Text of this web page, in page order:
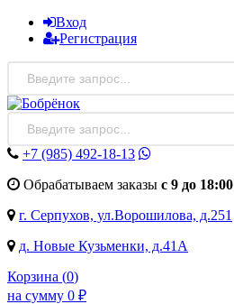
Вход
Регистрация
+7 (985) 492-18-13
Обрабатываем заказы с 9 до 18:00
г. Серпухов, ул.Ворошилова, д.251
д. Новые Кузьменки, д.41А
Корзина (0)
на сумму 0 ₽